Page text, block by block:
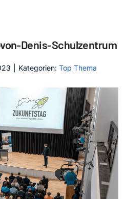
Denis-Schulzentrum
Kategorien: Top Thema